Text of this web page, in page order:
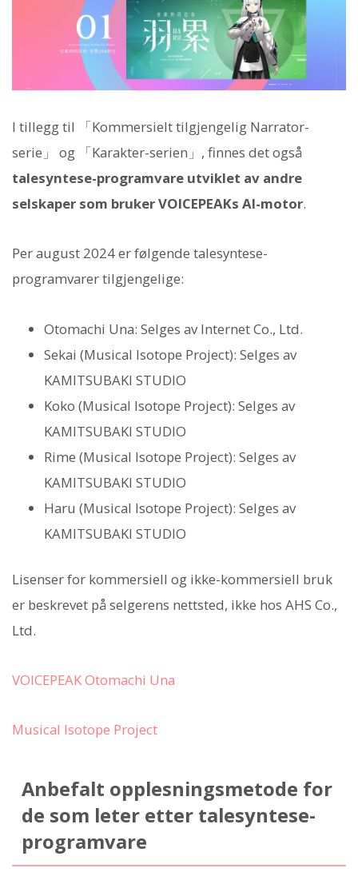
I tillegg til 「Kommersielt tilgjengelig Narrator-
serie」 og 「Karakter-serien」, finnes det også
talesyntese-programvare utviklet av andre
selskaper som bruker VOICEPEAKs AI-motor.
Per august 2024 er følgende talesyntese-
programvarer tilgjengelige:
Otomachi Una: Selges av Internet Co., Ltd.
Sekai (Musical Isotope Project): Selges av
KAMITSUBAKI STUDIO
Koko (Musical Isotope Project): Selges av
KAMITSUBAKI STUDIO
Rime (Musical Isotope Project): Selges av
KAMITSUBAKI STUDIO
Haru (Musical Isotope Project): Selges av
KAMITSUBAKI STUDIO
Lisenser for kommersiell og ikke-kommersiell bruk
er beskrevet på selgerens nettsted, ikke hos AHS Co.,
Ltd.
VOICEPEAK Otomachi Una
Musical Isotope Project
Anbefalt opplesningsmetode for
de som leter etter talesyntese-
programvare